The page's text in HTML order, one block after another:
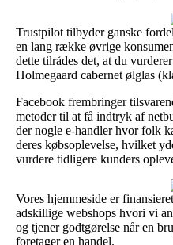
Trustpilot tilbyder ganske
en lang række øvrige
dette tilrådes det, at du
Holmegaard cabernet ølglas
Facebook frembringer
metoder til at få indtryk af
der nogle e-handler hvor folk
deres købsoplevelse, hvilket
vurdere tidligere kunders
Vores hjemmeside er
adskillige webshops hvori vi
og tjener godtgørelse når en
foretager en handel.